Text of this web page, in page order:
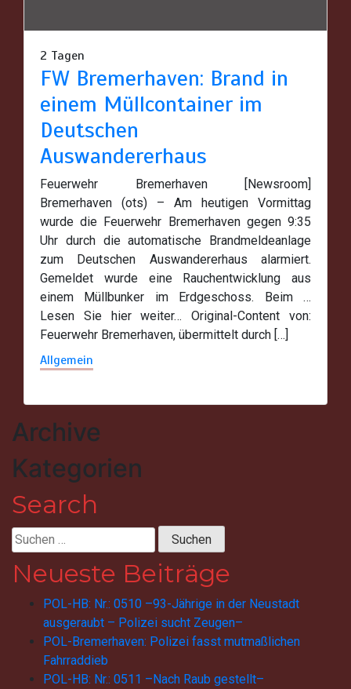
2 Tagen
FW Bremerhaven: Brand in
einem Müllcontainer im
Deutschen
Auswandererhaus
Feuerwehr Bremerhaven [Newsroom]
Bremerhaven (ots) – Am heutigen Vormittag
wurde die Feuerwehr Bremerhaven gegen 9:35
Uhr durch die automatische Brandmeldeanlage
zum Deutschen Auswandererhaus alarmiert.
Gemeldet wurde eine Rauchentwicklung aus
einem Müllbunker im Erdgeschoss. Beim …
Lesen Sie hier weiter… Original-Content von:
Feuerwehr Bremerhaven, übermittelt durch […]
Allgemein
Archive
Kategorien
Search
Suchen
nach:
Neueste Beiträge
POL-HB: Nr.: 0510 –93-Jährige in der Neustadt
ausgeraubt – Polizei sucht Zeugen–
POL-Bremerhaven: Polizei fasst mutmaßlichen
Fahrraddieb
POL-HB: Nr.: 0511 –Nach Raub gestellt–